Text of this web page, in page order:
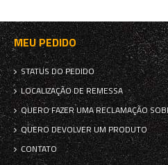
MEU PEDIDO
STATUS DO PEDIDO
LOCALIZAÇÃO DE REMESSA
QUERO FAZER UMA RECLAMAÇÃO
QUERO DEVOLVER UM PRODUTO
CONTATO